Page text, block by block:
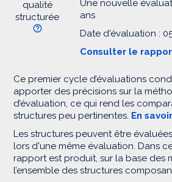
qualité
structurée
Une nouvelle
ans
Date d'évaluation :
Consulter le
Ce premier cycle d’évaluations
apporter des précisions sur la
d’évaluation, ce qui rend les
structures peu pertinentes. En
Les structures peuvent être
lors d'une même évaluation. Dans
rapport est produit, sur la base des
l’ensemble des structures